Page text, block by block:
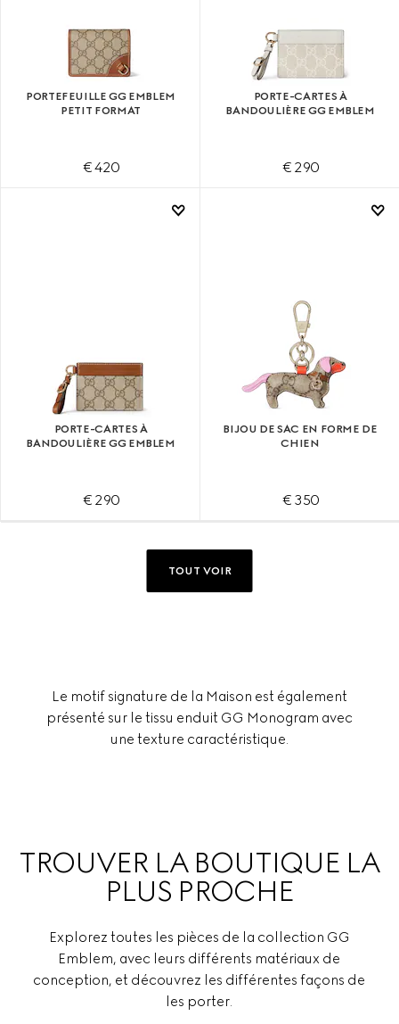
PORTEFEUILLE GG EMBLEM
PETIT FORMAT
€ 420
PORTE-CARTES À
BANDOULIÈRE GG EMBLEM
€ 290
PORTE-CARTES À
BANDOULIÈRE GG EMBLEM
€ 290
BIJOU DE SAC EN FORME DE
CHIEN
€ 350
TOUT VOIR
Le motif signature de la Maison est également
présenté sur le tissu enduit GG Monogram avec
une texture caractéristique.
TROUVER LA BOUTIQUE LA
PLUS PROCHE
Explorez toutes les pièces de la collection GG
Emblem, avec leurs différents matériaux de
conception, et découvrez les différentes façons de
les porter.